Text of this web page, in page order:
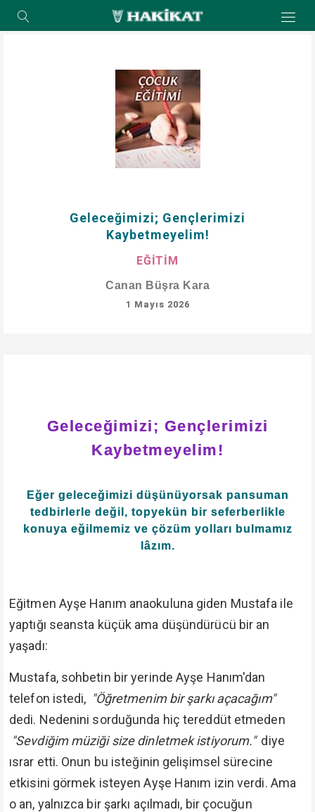
Geleceğimizi; Gençlerimizi
Kaybetmeyelim!
EĞİTİM
Canan Büşra Kara
1 Mayıs 2026
Geleceğimizi; Gençlerimizi
Kaybetmeyelim!
Eğer geleceğimizi düşünüyorsak pansuman
tedbirlerle değil, topyekün bir seferberlikle
konuya eğilmemiz ve çözüm yolları bulmamız
lâzım.
Eğitmen Ayşe Hanım anaokuluna giden Mustafa ile
yaptığı seansta küçük ama düşündürücü bir an
yaşadı:
Mustafa, sohbetin bir yerinde Ayşe Hanım'dan
telefon istedi, "Öğretmenim bir şarkı açacağım"
dedi. Nedenini sorduğunda hiç tereddüt etmeden
"Sevdiğim müziği size dinletmek istiyorum." diye
ısrar etti. Onun bu isteğinin gelişimsel sürecine
etkisini görmek isteyen Ayşe Hanım izin verdi. Ama
o an, yalnızca bir şarkı açılmadı, bir çocuğun